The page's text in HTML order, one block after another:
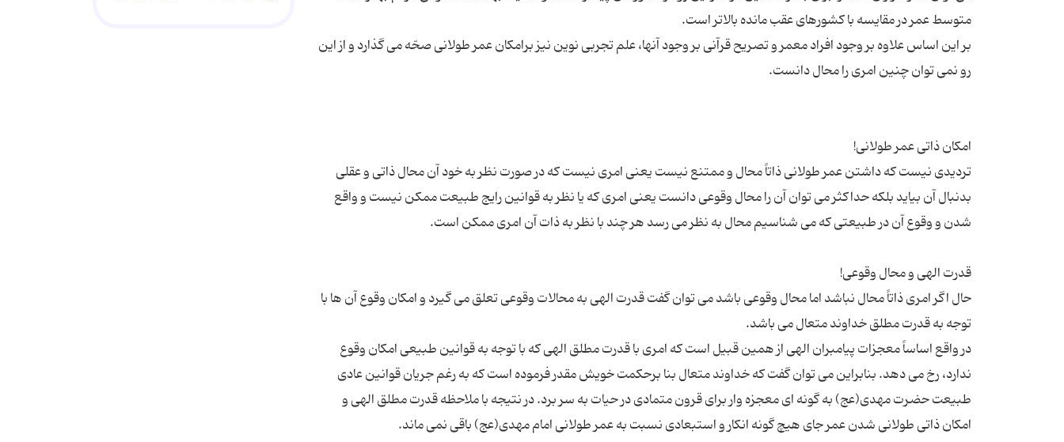
بر این اساس علاوه بر وجود افراد معمر و تصریح قرآنی بر وجود آنها، علم تجربی نوین نیز برامکان عمر طولانی صحّه می گذارد و از این
تردیدی نیست که داشتن عمر طولانی ذاتاً محال و ممتنع نیست یعنی امری نیست که در صورت نظر به خود آن محال ذاتی و عقلی
بدنبال آن بیاید بلکه حداکثر می توان آن را محال وقوعی دانست یعنی امری که یا نظر به قوانین رایج طبیعت ممکن نیست و واقع
حال اگر امری ذاتاً محال نباشد اما محال وقوعی باشد می توان گفت قدرت الهی به محالات وقوعی تعلق می گیرد و امکان وقوع آن ها با
در واقع اساساً معجزات پیامبران الهی از همین قبیل است که امری با قدرت مطلق الهی که با توجه به قوانین طبیعی امکان وقوع
ندارد، رخ می دهد. بنابراین می توان گفت که خداوند متعال بنا برحکمت خویش مقدر فرموده است که به رغم جریان قوانین عادی
طبیعت حضرت مهدی(عج) به گونه ای معجزه وار برای قرون متمادی در حیات به سر برد. در نتیجه با ملاحظه قدرت مطلق الهی و